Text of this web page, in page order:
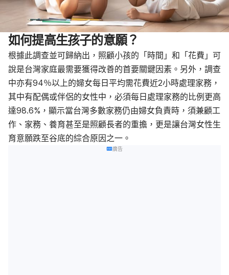
如何提高生孩子的意願？
根據此調查並可歸納出，照顧小孩的「時間」和「花費」可
說是台灣家庭最需要獲得改善的首要關鍵因素。另外，調查
中亦有94％以上的婦女每日平均需花費近2小時處理家務，
其中有配偶或伴侶的女性中，必須每日處理家務的比例更高
達98.6%，顯示當台灣多數家務仍由婦女負責時，須兼顧工
作、家務、養育甚至是照顧長者的重擔，更是讓台灣女性生
育意願跌至谷底的綜合原因之一。
廣告